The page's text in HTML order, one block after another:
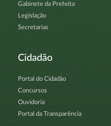
Gabinete da Prefeita
Legislação
Secretarias
Cidadão
Portal do Cidadão
Concursos
Ouvidoria
Portal da Transparência